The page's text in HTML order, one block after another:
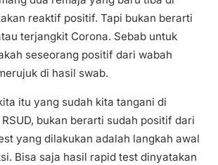
reaktif positif. Tapi bukan berarti
terjangkit Corona. Sebab untuk
seseorang positif dari wabah
di hasil swab.
itu yang sudah kita tangani di
bukan berarti sudah positif dari
yang dilakukan adalah langkah awal
Bisa saja hasil rapid test dinyatakan